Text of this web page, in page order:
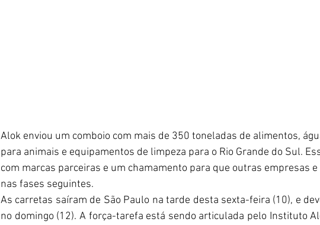
Alok enviou um comboio com mais de 350 toneladas de alimentos,
para animais e equipamentos de limpeza para o Rio Grande do Sul.
com marcas parceiras e um chamamento para que outras empresas
nas fases seguintes.
As carretas saíram de São Paulo na tarde desta sexta-feira (10), e
no domingo (12). A força-tarefa está sendo articulada pelo Instituto